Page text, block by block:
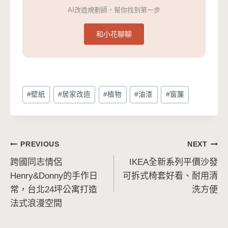
AI改造規劃師，幫你找到第一步
和小花聊聊
Post
Tags:
#壁紙 #居家改造 #植物 #油漆 #窗簾
文
章
導
覽
PREVIOUS
跨國同志情侶
Henry&Donny的手作日
常，台北24坪公寓打造
法式浪漫空間
NEXT
IKEA全新系列平價沙發
可拆式椅套好看、耐用清
洗方便